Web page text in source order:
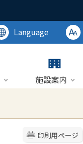
Language
施設案内
印刷用ページ